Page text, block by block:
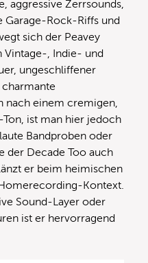
aggressive Zerrsounds,
Garage-Rock-Riffs und
sich der Peavey
Vintage-, Indie- und
ungeschliffener
nach einem cremigen,
ist man hier jedoch
Bandproben oder
der Decade Too auch
er beim heimischen
Kontext.
Sound-Layer oder
ist er hervorragend